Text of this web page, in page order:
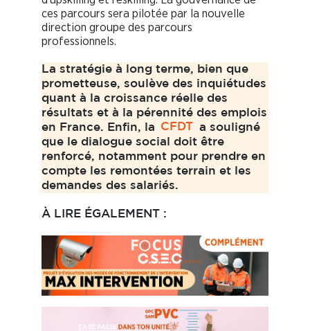
ces parcours sera pilotée par la nouvelle
direction groupe des parcours
professionnels.
La stratégie à long terme, bien que
prometteuse, soulève des inquiétudes
quant à la croissance réelle des
résultats et à la pérennité des emplois
en France. Enfin, la
CFDT
a souligné
que le dialogue social doit être
renforcé, notamment pour prendre en
compte les remontées terrain et les
demandes des salariés.
À LIRE ÉGALEMENT :